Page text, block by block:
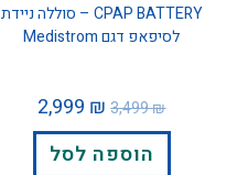
CPAP BATTERY – סוללה ניידת
לסיפאפ דגם Medistrom
3,499₪
2,999 ₪
הוספה לסל